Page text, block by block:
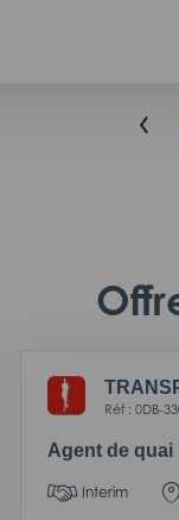
Réf : 0DB-
Agent de quai
Interim